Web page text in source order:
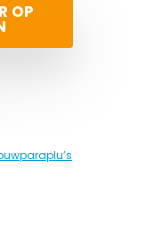
OP